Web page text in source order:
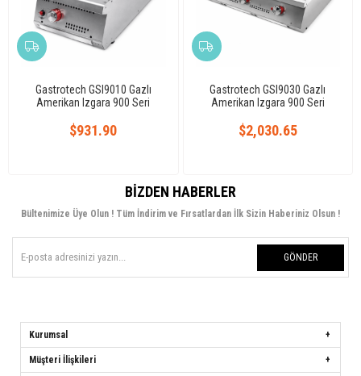
Gastrotech GSI9010 Gazlı
Amerikan Izgara 900 Seri
$931.90
Gastrotech GSI9030 Gazlı
Amerikan Izgara 900 Seri
$2,030.65
BIZDEN HABERLER
Bültenimize Üye Olun ! Tüm İndirim ve Fırsatlardan İlk Sizin Haberiniz Olsun !
GÖNDER
Kurumsal
Müşteri İlişkileri